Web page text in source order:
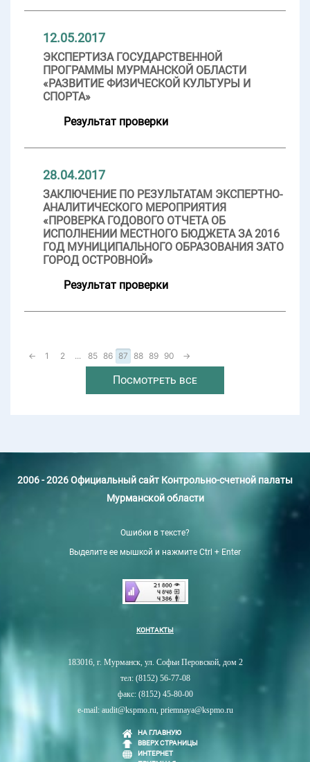
12.05.2017
ЭКСПЕРТИЗА ГОСУДАРСТВЕННОЙ
ПРОГРАММЫ МУРМАНСКОЙ ОБЛАСТИ
«РАЗВИТИЕ ФИЗИЧЕСКОЙ КУЛЬТУРЫ И
СПОРТА»
Результат проверки
28.04.2017
ЗАКЛЮЧЕНИЕ ПО РЕЗУЛЬТАТАМ ЭКСПЕРТНО-
АНАЛИТИЧЕСКОГО МЕРОПРИЯТИЯ
«ПРОВЕРКА ГОДОВОГО ОТЧЕТА ОБ
ИСПОЛНЕНИИ МЕСТНОГО БЮДЖЕТА ЗА 2016
ГОД МУНИЦИПАЛЬНОГО ОБРАЗОВАНИЯ ЗАТО
ГОРОД ОСТРОВНОЙ»
Результат проверки
← 1 2 ... 85 86 87 88 89 90 →
Посмотреть все
2006 - 2026 Официальный сайт Контрольно-счетной палаты
Мурманской области
Ошибки в тексте?
Выделите ее мышкой и нажмите Ctrl + Enter
КОНТАКТЫ
183016, г. Мурманск, ул. Софьи Перовской, дом 2
тел: (8152) 56-77-08
факс: (8152) 45-80-00
e-mail: audit@kspmo.ru, priemnaya@kspmo.ru
НА ГЛАВНУЮ
ВВЕРХ СТРАНИЦЫ
ИНТЕРНЕТ